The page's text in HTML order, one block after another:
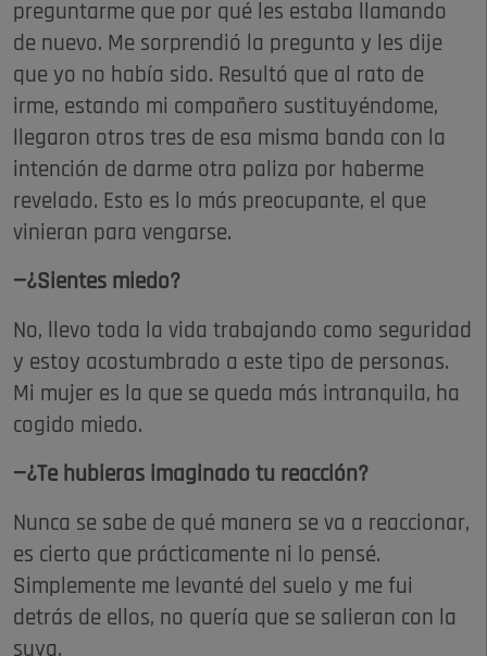
preguntarme que por qué les estaba llamando
de nuevo. Me sorprendió la pregunta y les dije
que yo no había sido. Resultó que al rato de
irme, estando mi compañero sustituyéndome,
llegaron otros tres de esa misma banda con la
intención de darme otra paliza por haberme
revelado. Esto es lo más preocupante, el que
vinieran para vengarse.
—¿Sientes miedo?
No, llevo toda la vida trabajando como seguridad
y estoy acostumbrado a este tipo de personas.
Mi mujer es la que se queda más intranquila, ha
cogido miedo.
—¿Te hubieras imaginado tu reacción?
Nunca se sabe de qué manera se va a reaccionar,
es cierto que prácticamente ni lo pensé.
Simplemente me levanté del suelo y me fui
detrás de ellos, no quería que se salieran con la
suya.